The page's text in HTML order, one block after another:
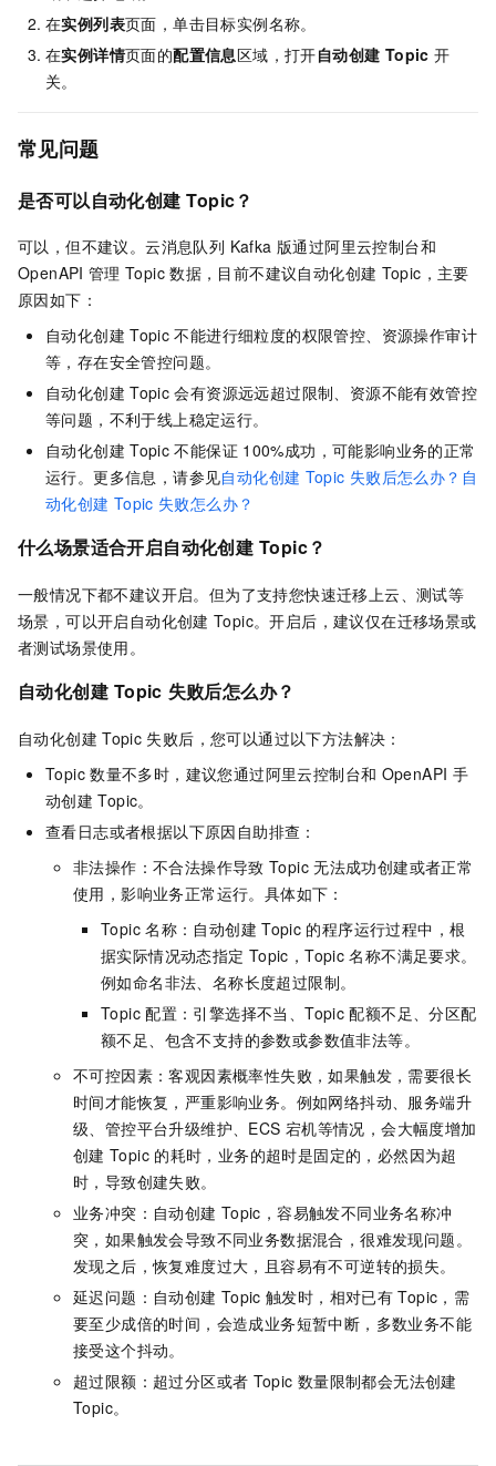
在实例列表页面，单击目标实例名称。
在实例详情页面的配置信息区域，打开自动创建 Topic 开
关。
常见问题
是否可以自动化创建 Topic？
可以，但不建议。云消息队列 Kafka 版通过阿里云控制台和
OpenAPI 管理 Topic 数据，目前不建议自动化创建 Topic，主要
原因如下：
自动化创建 Topic 不能进行细粒度的权限管控、资源操作审计
等，存在安全管控问题。
自动化创建 Topic 会有资源远远超过限制、资源不能有效管控
等问题，不利于线上稳定运行。
自动化创建 Topic 不能保证 100%成功，可能影响业务的正常
运行。更多信息，请参见自动化创建 Topic 失败后怎么办？ 自
动化创建 Topic 失败怎么办？
什么场景适合开启自动化创建 Topic？
一般情况下都不建议开启。但为了支持您快速迁移上云、测试等
场景，可以开启自动化创建 Topic。开启后，建议仅在迁移场景或
者测试场景使用。
自动化创建 Topic 失败后怎么办？
自动化创建 Topic 失败后，您可以通过以下方法解决：
Topic 数量不多时，建议您通过阿里云控制台和 OpenAPI 手
动创建 Topic。
查看日志或者根据以下原因自助排查：
非法操作：不合法操作导致 Topic 无法成功创建或者正常
使用，影响业务正常运行。具体如下：
Topic 名称：自动创建 Topic 的程序运行过程中，根
据实际情况动态指定 Topic，Topic 名称不满足要求。
例如命名非法、名称长度超过限制。
Topic 配置：引擎选择不当、Topic 配额不足、分区配
额不足、包含不支持的参数或参数值非法等。
不可控因素：客观因素概率性失败，如果触发，需要很长
时间才能恢复，严重影响业务。例如网络抖动、服务端升
级、管控平台升级维护、ECS 宕机等情况，会大幅度增加
创建 Topic 的耗时，业务的超时是固定的，必然因为超
时，导致创建失败。
业务冲突：自动创建 Topic，容易触发不同业务名称冲
突，如果触发会导致不同业务数据混合，很难发现问题。
发现之后，恢复难度过大，且容易有不可逆转的损失。
延迟问题：自动创建 Topic 触发时，相对已有 Topic，需
要至少成倍的时间，会造成业务短暂中断，多数业务不能
接受这个抖动。
超过限额：超过分区或者 Topic 数量限制都会无法创建
Topic。